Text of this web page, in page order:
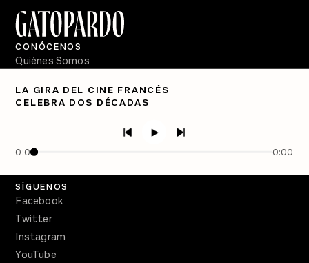
LA GIRA DEL CINE FRANCÉS
CELEBRA DOS DÉCADAS
0:00 0:00
CONÓCENOS
Quiénes Somos
PÓDCASTS
Crecer en Distopía
SÍGUENOS
Facebook
Twitter
Instagram
YouTube